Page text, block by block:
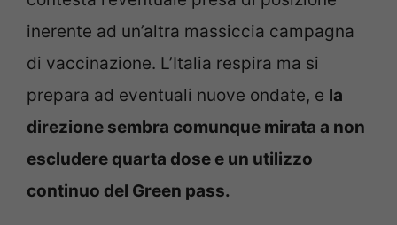
inerente ad un’altra massiccia campagna
di vaccinazione. L’Italia respira ma si
prepara ad eventuali nuove ondate, e la
direzione sembra comunque mirata a non
escludere quarta dose e un utilizzo
continuo del Green pass.